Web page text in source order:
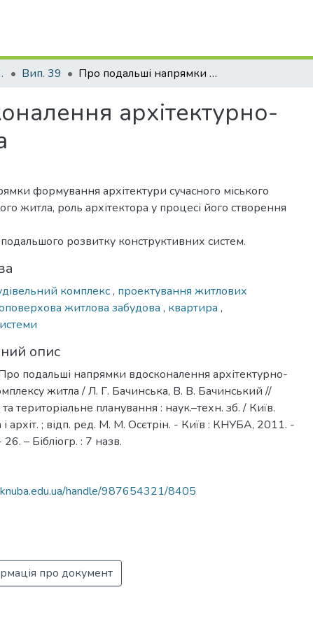
планування Вип. 39 Про подальші напрямки вдосконалення архітектурно-будівельного комплексу житла
архітектурно-
формування архітектури сучасного міського
житла, роль архітектора у процесі його створення
розвитку конструктивних систем.
комплекс, проектування житлових
житлова забудова , квартира ,
опис
подальші напрямки вдосконалення архітектурно-
житла / Л. Г. Бачинська, В. В. Бачинський //
територіальне планування : наук.–техн. зб. / Київ.
архіт. ; відп. ред. М. М. Осєтрін. - Київ : КНУБА, 2011. -
– Бібліогр. : 7 назв.
handle/987654321/8405
про документ